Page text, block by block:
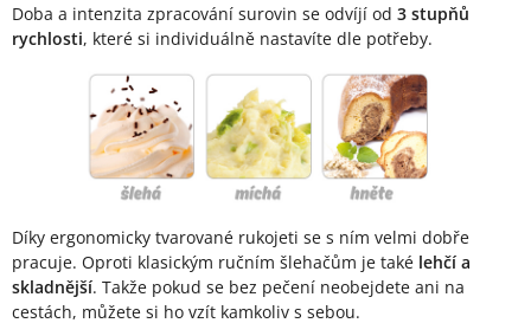
Doba a intenzita zpracování surovin se odvíjí od 3 stupňů
rychlosti, které si individuálně nastavíte dle potřeby.
Díky ergonomicky tvarované rukojeti se s ním velmi dobře
pracuje. Oproti klasickým ručním šlehačům je také lehčí a
skladnější. Takže pokud se bez pečení neobejdete ani na
cestách, můžete si ho vzít kamkoliv s sebou.